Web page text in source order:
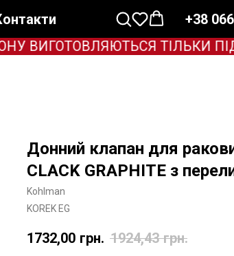
+38
ВИГОТОВЛЯЮТЬСЯ ТІЛЬКИ ПІД
Донний клапан для
CLACK GRAPHITE з
Kohlman
KOREK EG
1732,00 грн. 1924,43 грн.